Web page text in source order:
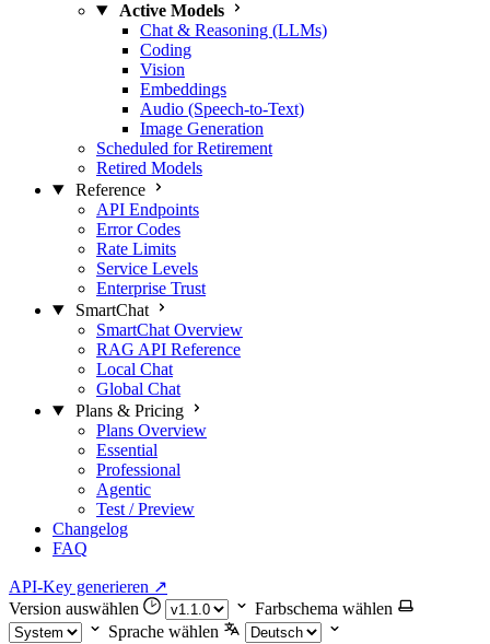
Active Models
Chat & Reasoning (LLMs)
Coding
Vision
Embeddings
Audio (Speech-to-Text)
Image Generation
Scheduled for Retirement
Retired Models
Reference
API Endpoints
Error Codes
Rate Limits
Service Levels
Enterprise Trust
SmartChat
SmartChat Overview
RAG API Reference
Local Chat
Global Chat
Plans & Pricing
Plans Overview
Essential
Professional
Agentic
Test / Preview
Changelog
FAQ
API-Key generieren ↗
Version auswählen
Farbschema wählen
Sprache wählen